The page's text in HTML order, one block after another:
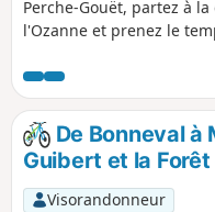
Perche-Gouët, partez à
l'Ozanne et prenez le
De Bonneval à
Guibert et la
Visorandonneur